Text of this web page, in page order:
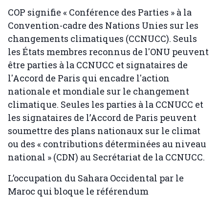
COP signifie « Conférence des Parties » à la
Convention-cadre des Nations Unies sur les
changements climatiques (CCNUCC). Seuls
les États membres reconnus de l'ONU peuvent
être parties à la CCNUCC et signataires de
l'Accord de Paris qui encadre l'action
nationale et mondiale sur le changement
climatique. Seules les parties à la CCNUCC et
les signataires de l’Accord de Paris peuvent
soumettre des plans nationaux sur le climat
ou des « contributions déterminées au niveau
national » (CDN) au Secrétariat de la CCNUCC.
L’occupation du Sahara Occidental par le
Maroc qui bloque le référendum